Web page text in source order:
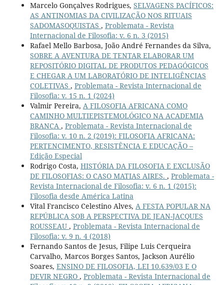
Marcelo Gonçalves Rodrigues, SELVAGENS PACÍFICOS:
AS ANTINOMIAS DA CIVILIZAÇÃO NOS RITUAIS
SADOMASOQUISTAS , Problemata - Revista
Internacional de Filosofia: v. 6 n. 3 (2015)
Rafael Mello Barbosa, João André Fernandes da Silva,
SOBRE A AVENTURA DE TENTAR ELABORAR UM
REPOSITÓRIO DIGITAL DE PRODUTOS PEDAGÓGICOS
E CHEGAR A UM LABORATÓRIO DE INTELIGÊNCIAS
COLETIVAS , Problemata - Revista Internacional de
Filosofia: v. 15 n. 1 (2024)
Valmir Pereira, A FILOSOFIA AFRICANA COMO
CAMINHO MULTIEPISTEMOLÓGICO NA ACADEMIA
BRANCA , Problemata - Revista Internacional de
Filosofia: v. 10 n. 2 (2019): FILOSOFIA AFRICANA:
PERTENCIMENTO, RESISTÊNCIA E EDUCAÇÃO –
Edição Especial
Rodrigo Costa, HISTÓRIA DA FILOSOFIA E EXCLUSÃO
DE FILOSOFIAS: O CASO MATIAS AIRES. , Problemata -
Revista Internacional de Filosofia: v. 6 n. 1 (2015):
Filosofia desde América Latina
Vital Francisco Celestino Alves, A FESTA POPULAR NA
REPÚBLICA SOB A PERSPECTIVA DE JEAN-JACQUES
ROUSSEAU , Problemata - Revista Internacional de
Filosofia: v. 9 n. 4 (2018)
Fernando Santos de Jesus, Filipe Luis Cerqueira
Carvalho, Marcos Borges Santos, Jackson Aurélio
Soares, ENSINO DE FILOSOFIA, LEI 10.639/03 E O
DEVIR NEGRO , Problemata - Revista Internacional de